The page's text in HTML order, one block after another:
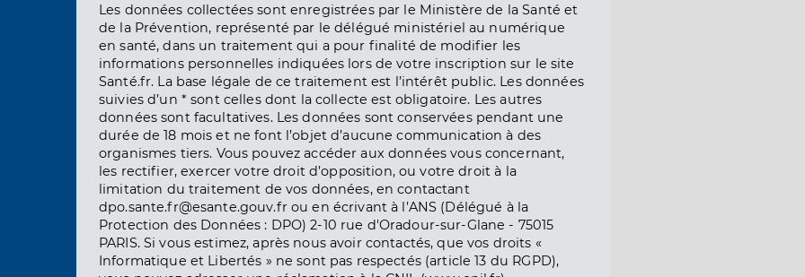
Les données collectées sont enregistrées par le Ministère de la Santé et
de la Prévention, représenté par le délégué ministériel au numérique
en santé, dans un traitement qui a pour finalité de modifier les
informations personnelles indiquées lors de votre inscription sur le site
Santé.fr. La base légale de ce traitement est l’intérêt public. Les données
suivies d’un * sont celles dont la collecte est obligatoire. Les autres
données sont facultatives. Les données sont conservées pendant une
durée de 18 mois et ne font l’objet d’aucune communication à des
organismes tiers. Vous pouvez accéder aux données vous concernant,
les rectifier, exercer votre droit d’opposition, ou votre droit à la
limitation du traitement de vos données, en contactant
dpo.sante.fr@esante.gouv.fr ou en écrivant à l’ANS (Délégué à la
Protection des Données : DPO) 2-10 rue d'Oradour-sur-Glane - 75015
PARIS. Si vous estimez, après nous avoir contactés, que vos droits «
Informatique et Libertés » ne sont pas respectés (article 13 du RGPD),